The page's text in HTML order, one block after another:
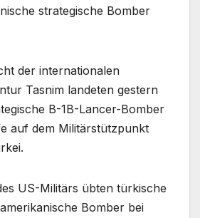
strategische Bomber
der internationalen
Tasnim landeten gestern
B-1B-Lancer-Bomber
auf dem Militärstützpunkt
US-Militärs übten türkische
Bomber bei